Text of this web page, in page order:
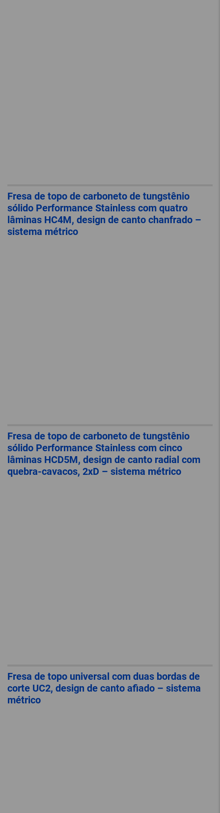
Fresa de topo de carboneto de tungstênio
sólido Performance Stainless com quatro
lâminas HC4M, design de canto chanfrado –
sistema métrico
Fresa de topo de carboneto de tungstênio
sólido Performance Stainless com cinco
lâminas HCD5M, design de canto radial com
quebra-cavacos, 2xD – sistema métrico
Fresa de topo universal com duas bordas de
corte UC2, design de canto afiado – sistema
métrico